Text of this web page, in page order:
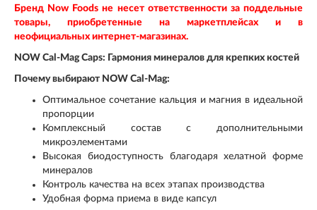
Бренд Now Foods не несет ответственности за поддельные
товары, приобретенные на маркетплейсах и в
неофициальных интернет-магазинах.
NOW Cal-Mag Caps: Гармония минералов для крепких костей
Почему выбирают NOW Cal-Mag:
Оптимальное сочетание кальция и магния в идеальной
пропорции
Комплексный состав с дополнительными
микроэлементами
Высокая биодоступность благодаря хелатной форме
минералов
Контроль качества на всех этапах производства
Удобная форма приема в виде капсул